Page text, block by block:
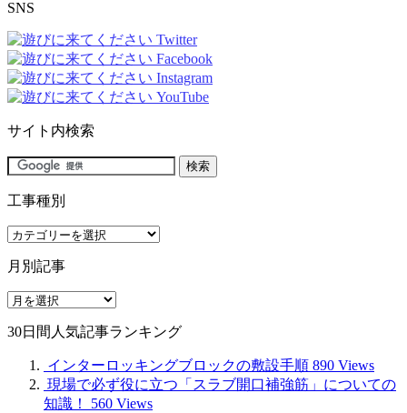
SNS
サイト内検索
工事種別
工
種
別
月別記事
月
記
30日間人気記事ランキング
インターロッキングブロックの敷設手順 890 Views
現場で必ず役に立つ「スラブ開口補強筋」についての
知識！
560 Views